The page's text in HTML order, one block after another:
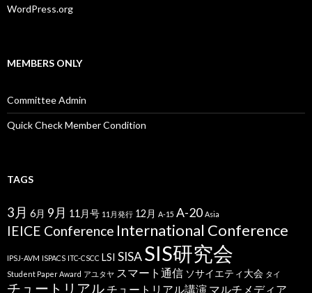
WordPress.org
MEMBERS ONLY
Committee Admin
Quick Check Member Condition
TAGS
3月 6月 9月 11月号 11月発行 12月 A-15 A-20 Asia
IEICE Conference International Conference
IPSJ-AVM ISPACS ITC-CSCC LSI SISASIS研究会
Student Paper Award アユタヤ スマート通信 ソサイエティ大会 タイ
チュートリアルチュートリアル講演 マルチメディア